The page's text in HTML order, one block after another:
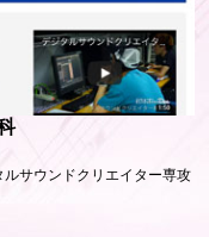
サウンドクリエイター専攻